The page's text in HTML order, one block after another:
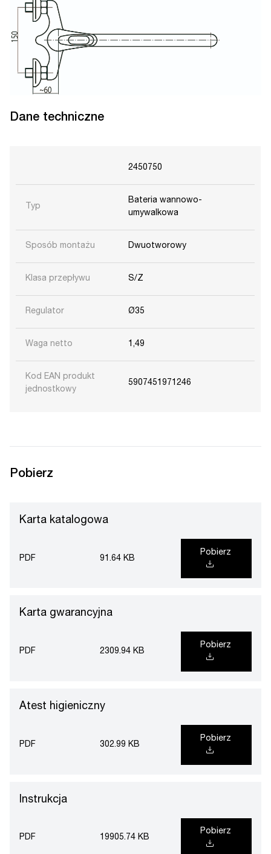
Dane techniczne
2450750
Typ
Bateria wannowo-
umywalkowa
Sposób montażu Dwuotworowy
Klasa przepływu S/Z
Regulator Ø35
Waga netto 1,49
Kod EAN produkt
jednostkowy
5907451971246
Pobierz
Karta katalogowa
PDF 91.64 KB
Pobierz
Karta gwarancyjna
PDF 2309.94 KB
Pobierz
Atest higieniczny
PDF 302.99 KB
Pobierz
Instrukcja
PDF 19905.74 KB
Pobierz